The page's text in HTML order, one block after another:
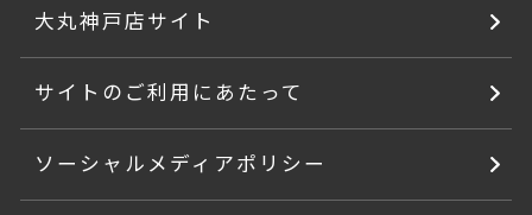
大丸神戸店サイト
サイトのご利用にあたって
ソーシャルメディアポリシー